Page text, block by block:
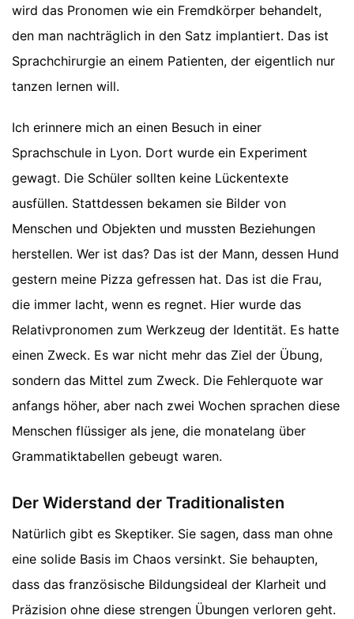
wird das Pronomen wie ein Fremdkörper behandelt,
den man nachträglich in den Satz implantiert. Das ist
Sprachchirurgie an einem Patienten, der eigentlich nur
tanzen lernen will.
Ich erinnere mich an einen Besuch in einer
Sprachschule in Lyon. Dort wurde ein Experiment
gewagt. Die Schüler sollten keine Lückentexte
ausfüllen. Stattdessen bekamen sie Bilder von
Menschen und Objekten und mussten Beziehungen
herstellen. Wer ist das? Das ist der Mann, dessen Hund
gestern meine Pizza gefressen hat. Das ist die Frau,
die immer lacht, wenn es regnet. Hier wurde das
Relativpronomen zum Werkzeug der Identität. Es hatte
einen Zweck. Es war nicht mehr das Ziel der Übung,
sondern das Mittel zum Zweck. Die Fehlerquote war
anfangs höher, aber nach zwei Wochen sprachen diese
Menschen flüssiger als jene, die monatelang über
Grammatiktabellen gebeugt waren.
Der Widerstand der Traditionalisten
Natürlich gibt es Skeptiker. Sie sagen, dass man ohne
eine solide Basis im Chaos versinkt. Sie behaupten,
dass das französische Bildungsideal der Klarheit und
Präzision ohne diese strengen Übungen verloren geht.